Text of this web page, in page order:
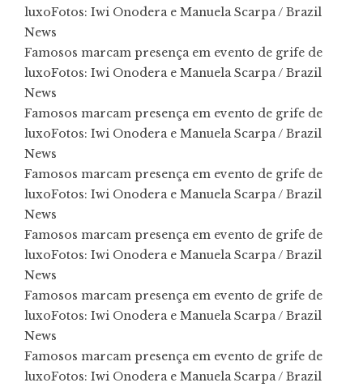
luxoFotos: Iwi Onodera e Manuela Scarpa / Brazil
News
Famosos marcam presença em evento de grife de
luxoFotos: Iwi Onodera e Manuela Scarpa / Brazil
News
Famosos marcam presença em evento de grife de
luxoFotos: Iwi Onodera e Manuela Scarpa / Brazil
News
Famosos marcam presença em evento de grife de
luxoFotos: Iwi Onodera e Manuela Scarpa / Brazil
News
Famosos marcam presença em evento de grife de
luxoFotos: Iwi Onodera e Manuela Scarpa / Brazil
News
Famosos marcam presença em evento de grife de
luxoFotos: Iwi Onodera e Manuela Scarpa / Brazil
News
Famosos marcam presença em evento de grife de
luxoFotos: Iwi Onodera e Manuela Scarpa / Brazil